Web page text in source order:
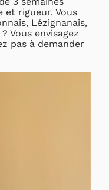
et rigueur. Vous
Lézignanais,
Vous envisagez
pas à demander